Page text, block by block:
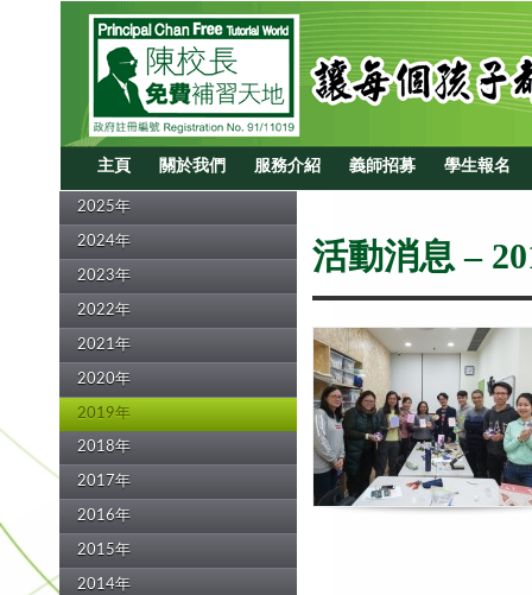
主頁 關於我們 服務介紹 義師招募 學生報名
2025年
2024年
2023年
2022年
2021年
2020年
2019年
2018年
2017年
2016年
2015年
2014年
活動消息 –